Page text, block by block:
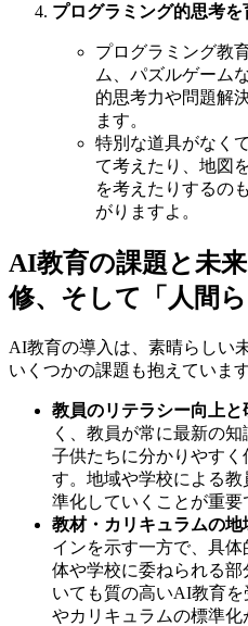
プログラミング的思考
プログラミング教
ム、パズルゲーム
的思考力や問題解
ます。
特別な道具がなく
て考えたり、地図
を考えたりするの
がりますよ。
AI教育の課題と未
修、そして「人間ら
AI教育の導入は、素晴らしい
いくつかの課題も抱えています
教員のリテラシー向上と
く、教員が常に最新の
子供たちに分かりやすく
す。地域や学校による
準化していくことが重要
教材・カリキュラムの地
インを示す一方で、具
体や学校に委ねられる
いても質の高いAI教育
やカリキュラムの標準化